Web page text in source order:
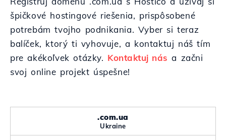
špičkové hostingové riešenia, prispôsobené
potrebám tvojho podnikania. Vyber si teraz
balíček, ktorý ti vyhovuje, a kontaktuj náš tím
pre akékoľvek otázky. Kontaktuj nás a začni
svoj online projekt úspešne!
.com.ua
Ukraine